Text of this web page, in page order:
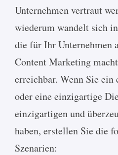
Unternehmen vertraut
wiederum wandelt sich
die für Ihr Unternehmen
Content Marketing
erreichbar. Wenn Sie
oder eine einzigartige
einzigartigen und
haben, erstellen Sie die
Szenarien: